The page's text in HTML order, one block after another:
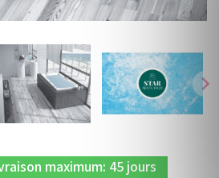
chevron_right
maximum: 45 jours